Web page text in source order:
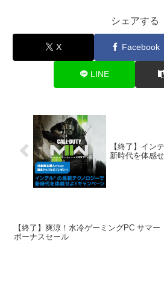
シェアする
X Facebook
LINE
【終了】イン
新時代を体感
【終了】爽涼！水冷ゲーミングPC サマー
ボーナスセール